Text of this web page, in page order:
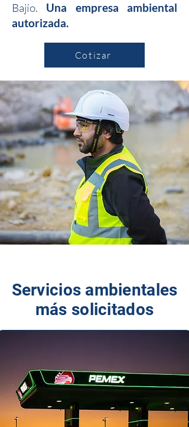
Bajío. Una empresa ambiental
autorizada.
Cotizar
Servicios ambientales
más solicitados